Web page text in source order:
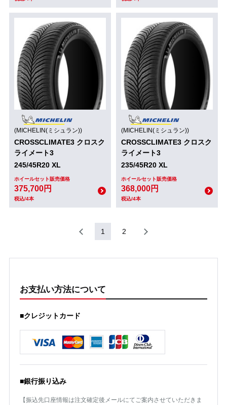
(MICHELIN(ミシュラン))
CROSSCLIMATE3 クロスク
ライメート3
245/45R20 XL
ホイールセット販売価格
375,700円
税込/4本
(MICHELIN(ミシュラン))
CROSSCLIMATE3 クロスク
ライメート3
235/45R20 XL
ホイールセット販売価格
368,000円
税込/4本
1 2
お支払い方法について
■クレジットカード
■銀行振り込み
【振込先口座情報は注文確定後メールにてご案内させていただきま